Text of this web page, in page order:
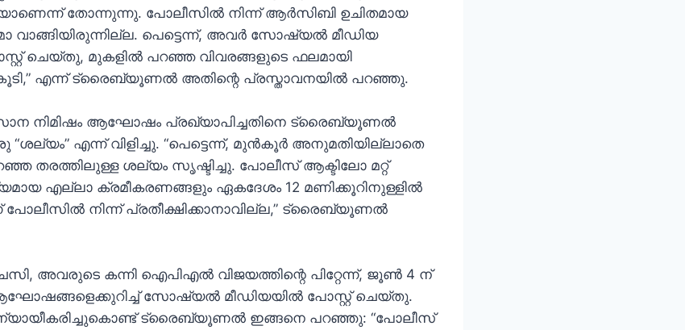
തോന്നുന്നു. പോലീസിൽ നിന്ന് ആർ‌സി‌ബി ഉചിതമായ
പെട്ടെന്ന്, അവർ സോഷ്യൽ മീഡിയ
ചെയ്തു, മുകളിൽ പറഞ്ഞ വിവരങ്ങളുടെ ഫലമായി
എന്ന് ട്രൈബ്യൂണൽ അതിന്റെ പ്രസ്താവനയിൽ പറഞ്ഞു.
നിമിഷം ആഘോഷം പ്രഖ്യാപിച്ചതിനെ ട്രൈബ്യൂണൽ
“ശല്യം” എന്ന് വിളിച്ചു. “പെട്ടെന്ന്, മുൻകൂർ അനുമതിയില്ലാതെ
തരത്തിലുള്ള ശല്യം സൃഷ്ടിച്ചു. പോലീസ് ആക്ടിലോ മറ്റ്
എല്ലാ ക്രമീകരണങ്ങളും ഏകദേശം 12 മണിക്കൂറിനുള്ളിൽ
നിന്ന് പ്രതീക്ഷിക്കാനാവില്ല,” ട്രൈബ്യൂണൽ
അവരുടെ കന്നി ഐ‌പി‌എൽ വിജയത്തിന്റെ പിറ്റേന്ന്, ജൂൺ 4 ന്
സോഷ്യൽ മീഡിയയിൽ പോസ്റ്റ് ചെയ്തു.
ന്യായീകരിച്ചുകൊണ്ട് ട്രൈബ്യൂണൽ ഇങ്ങനെ പറഞ്ഞു: “പോലീസ്